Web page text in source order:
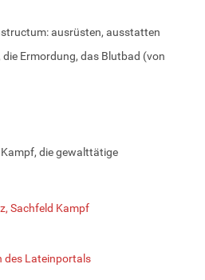
ausrüsten, ausstatten
die Ermordung, das Blutbad (von
die gewalttätige
Sachfeld Kampf
des Lateinportals